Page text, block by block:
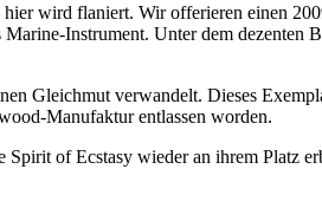
wird flaniert. Wir offerieren einen
Instrument. Unter dem dezenten
Gleichmut verwandelt. Dieses
Manufaktur entlassen worden.
of Ecstasy wieder an ihrem Platz